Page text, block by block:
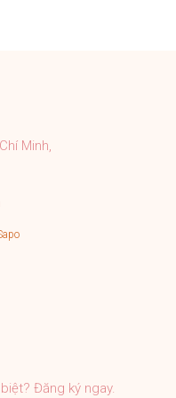
ảnh shop đăng.
cẩn thận đúng quy
có chính sách bảo
tận tình sau bán
#accessories
Minh,
Đăng ký ngay.